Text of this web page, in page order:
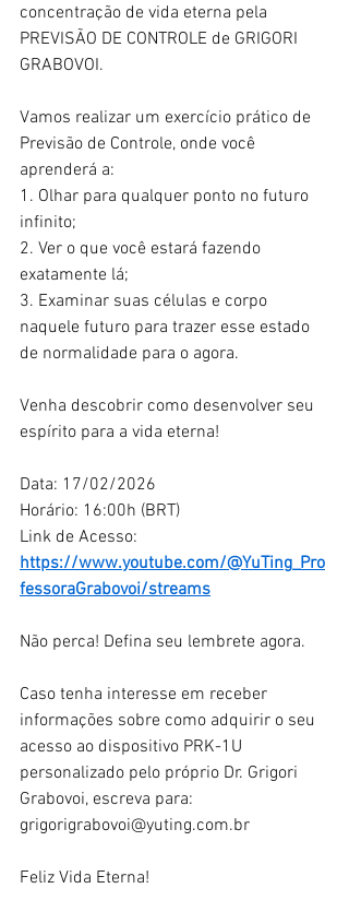
concentração de vida eterna pela
PREVISÃO DE CONTROLE de GRIGORI
GRABOVOI.
Vamos realizar um exercício prático de
Previsão de Controle, onde você
aprenderá a:
1. Olhar para qualquer ponto no futuro
infinito;
2. Ver o que você estará fazendo
exatamente lá;
3. Examinar suas células e corpo
naquele futuro para trazer esse estado
de normalidade para o agora.
Venha descobrir como desenvolver seu
espírito para a vida eterna!
Data: 17/02/2026
Horário: 16:00h (BRT)
Link de Acesso:
https://www.youtube.com/@YuTing_Pro
fessoraGrabovoi/streams
Não perca! Defina seu lembrete agora.
Caso tenha interesse em receber
informações sobre como adquirir o seu
acesso ao dispositivo PRK-1U
personalizado pelo próprio Dr. Grigori
Grabovoi, escreva para:
grigorigrabovoi@yuting.com.br
Feliz Vida Eterna!